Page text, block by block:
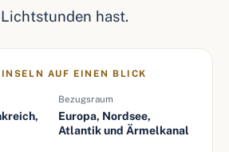
hast.
AUF EINEN BLICK
Bezugsraum
Europa, Nordsee,
Atlantik und Ärmelkanal